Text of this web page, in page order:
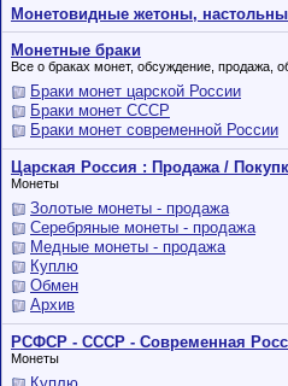
Монетовидные жетоны,
Монетные браки
Все о браках монет, обсуждение, продажа,
Браки монет царской России
Браки монет СССР
Браки монет современной России
Царская Россия : Продажа /
Монеты
Золотые монеты - продажа
Серебряные монеты - продажа
Медные монеты - продажа
Куплю
Обмен
Архив
РСФСР - СССР - Современная
Монеты